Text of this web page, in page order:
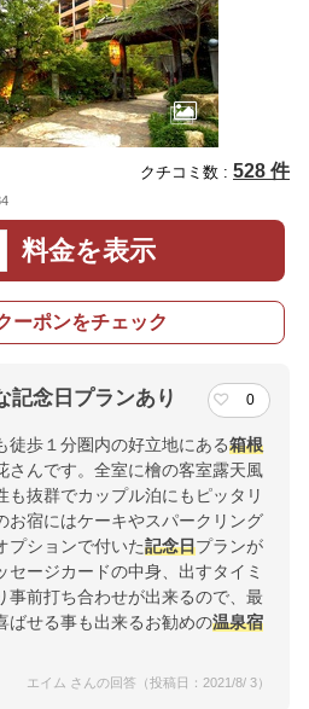
クチコミ数 : 528 件
料金を表示
ーポンをチェック
記念日プランあり 0
徒歩１分圏内の好立地にある箱根
んです。全室に檜の客室露天風
も抜群でカップル泊にもピッタリ
お宿にはケーキやスパークリング
プションで付いた記念日プランが
セージカードの中身、出すタイミ
事前打ち合わせが出来るので、最
ばせる事も出来るお勧めの温泉宿
エイム さんの回答（投稿日：2021/8/ 3）